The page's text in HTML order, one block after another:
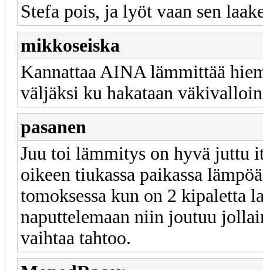
Stefa pois, ja lyöt vaan sen
mikkoseiska
Kannattaa AINA lämmittää
väljäksi ku hakataan
pasanen
Juu toi lämmitys on hyvä juttu
oikeen tiukassa paikassa
tomoksessa kun on 2 kipaletta
naputtelemaan niin joutuu
vaihtaa tahtoo.